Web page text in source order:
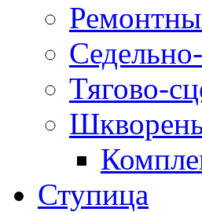
Тягово-
Ступица